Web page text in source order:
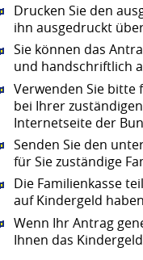
Drucken Sie den
ihn ausgedruckt
Sie können das
und handschriftlich
Verwenden Sie bitte
bei Ihrer
Internetseite der
Senden Sie den
für Sie zuständige
Die Familienkasse
auf Kindergeld
Wenn Ihr Antrag
Ihnen das